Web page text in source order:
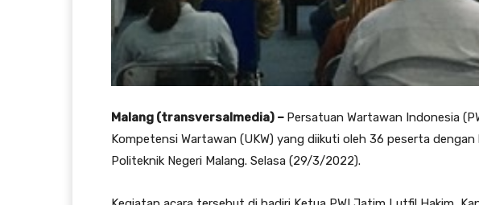
Malang (transversalmedia) – Persatuan Wartawan Indonesia
Kompetensi Wartawan (UKW) yang diikuti oleh 36 peserta
Politeknik Negeri Malang. Selasa (29/3/2022).